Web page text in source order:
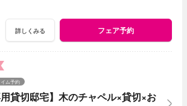
詳しくみる フェア予約
用貸切邸宅】木のチャペル×貸切×お
イム予約